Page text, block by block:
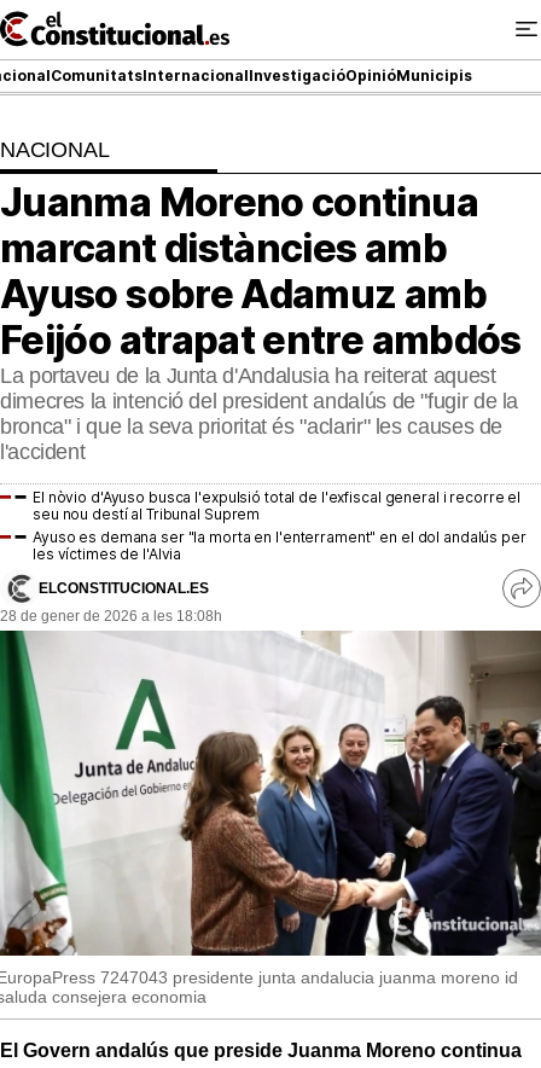
Ir
al
contenido
ComunitatsInternacionalInvestigacióOpinióMunicipis
NACIONAL
ElConstitucional TV
MésQueTele
ElConstitucional +
MésQueEstil
MésQuePartits
MésQueSuccessos
INVESTIGACIÓ
INTERNACIONAL
OPINIÓ
MUNICIPIS
NACIONAL
Juanma Moreno continua
marcant distàncies amb
Ayuso sobre Adamuz amb
Feijóo atrapat entre ambdós
La portaveu de la Junta d'Andalusia ha reiterat aquest
dimecres la intenció del president andalús de "fugir de la
bronca" i que la seva prioritat és "aclarir" les causes de
l'accident
El nòvio d'Ayuso busca l'expulsió total de l'exfiscal general i recorre el
seu nou destí al Tribunal Suprem
Ayuso es demana ser "la morta en l'enterrament" en el dol andalús per
les víctimes de l'Alvia
ELCONSTITUCIONAL.ES
28 de gener de 2026 a les 18:08h
7247043 presidente junta andalucia juanma moreno id
consejera economia
El Govern andalús que preside Juanma Moreno continua